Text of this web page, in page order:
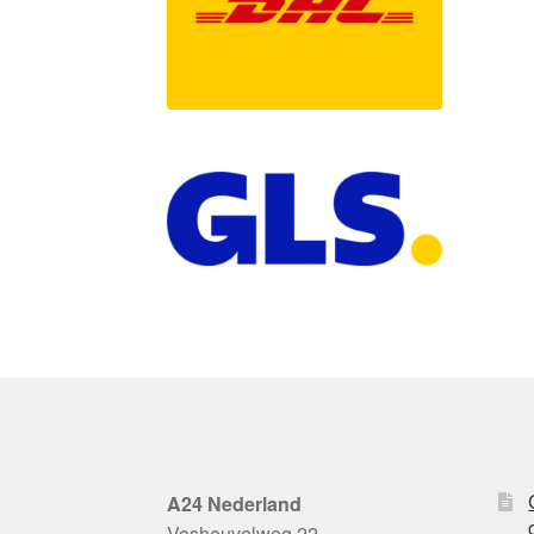
A24 Nederland